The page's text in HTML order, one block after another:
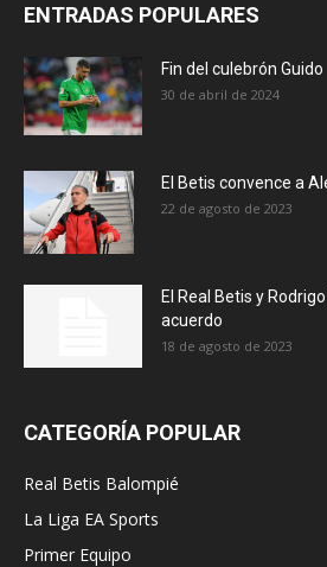
ENTRADAS POPULARES
Fin del culebrón Guido
30 de abril de 2024
El Betis convence a
22 de agosto de 2023
El Real Betis y
acuerdo
18 de agosto de 2023
CATEGORÍA POPULAR
Real Betis Balompié
La Liga EA Sports
Primer Equipo